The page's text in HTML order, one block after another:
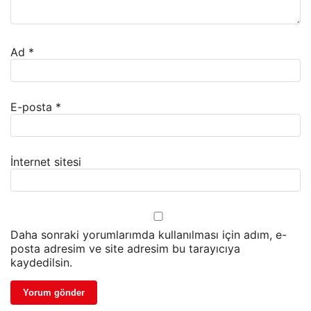
Ad *
E-posta *
İnternet sitesi
Daha sonraki yorumlarımda kullanılması için adım, e-
posta adresim ve site adresim bu tarayıcıya
kaydedilsin.